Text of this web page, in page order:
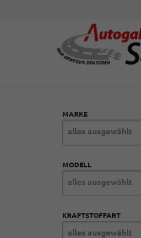
MARKE
alles ausgewählt
MODELL
alles ausgewählt
KRAFTSTOFFART
alles ausgewählt